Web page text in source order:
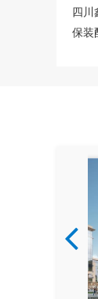
四川
保装